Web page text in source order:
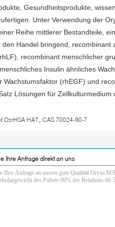
Gesundheitsprodukte,
Unter Verwendung der
Reihe mittlerer Bestandteile,
Handel bringend, recombinant
recombinant menschlicher
Insulin ähnliches
(rhEGF) und
Lösungen für Zellkulturmedium
OsrHSA HAT CAS 70024-90-7
Ihre Anfrage direkt an uns